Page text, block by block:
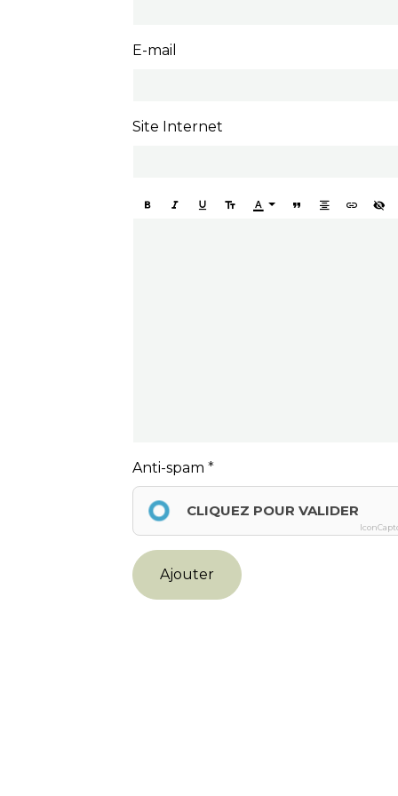
E-mail
Site Internet
Anti-spam
CLIQUEZ POUR VALIDER
Ajouter